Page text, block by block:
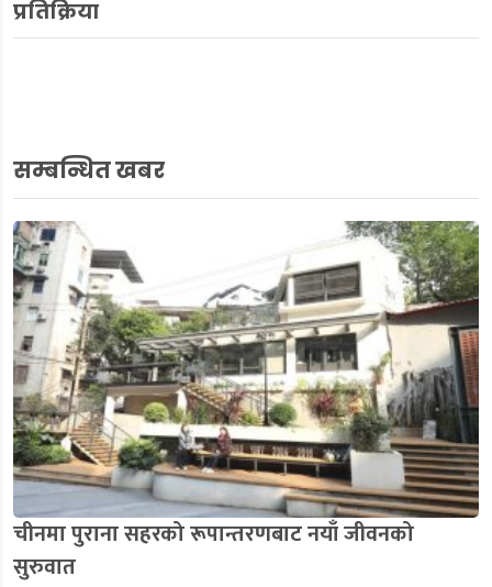
प्रतिक्रिया
सम्बन्धित खबर
चीनमा पुराना सहरको रूपान्तरणबाट नयाँ जीवनको
सुरुवात